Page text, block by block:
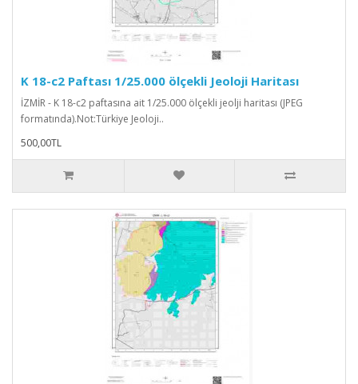
K 18-c2 Paftası 1/25.000 ölçekli Jeoloji Haritası
İZMİR - K 18-c2 paftasına ait 1/25.000 ölçekli jeolji haritası (JPEG
formatında).Not:Türkiye Jeoloji..
500,00TL